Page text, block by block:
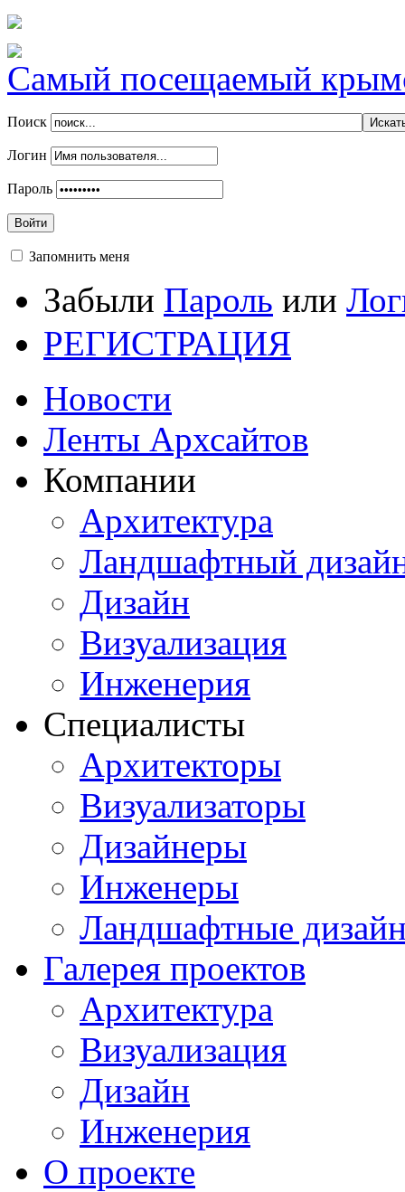
Самый посещаемый
Поиск
Логин
Пароль
Войти
Запомнить меня
Забыли Пароль или
РЕГИСТРАЦИЯ
Новости
Ленты Архсайтов
Компании
Архитектура
Ландшафтный
Дизайн
Визуализация
Инженерия
Специалисты
Архитекторы
Визуализаторы
Дизайнеры
Инженеры
Ландшафтные
Галерея проектов
Архитектура
Визуализация
Дизайн
Инженерия
О проекте